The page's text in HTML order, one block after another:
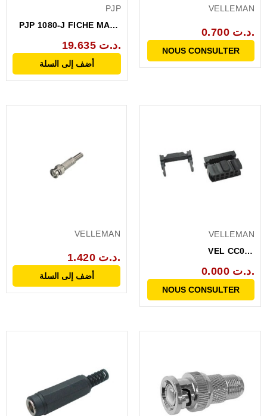
PJP
PJP 1080-J FICHE MALE
19.635 د.ت.
أضف إلى السلة
VELLEMAN
0.700 د.ت.
NOUS CONSULTER
VELLEMAN
1.420 د.ت.
أضف إلى السلة
VELLEMAN
VEL CC025
BROCHES SUR CABLE0.000 د.ت.
NOUS CONSULTER